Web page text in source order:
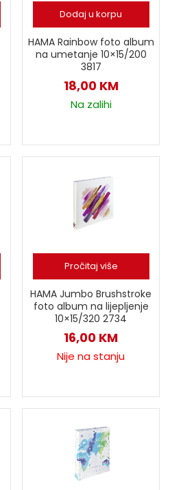
Dodaj u korpu
HAMA Rainbow foto album
na umetanje 10×15/200
3817
18,00 KM
Na zalihi
Pročitaj više
HAMA Jumbo Brushstroke
foto album na lijepljenje
10×15/320 2734
16,00 KM
Nije na stanju